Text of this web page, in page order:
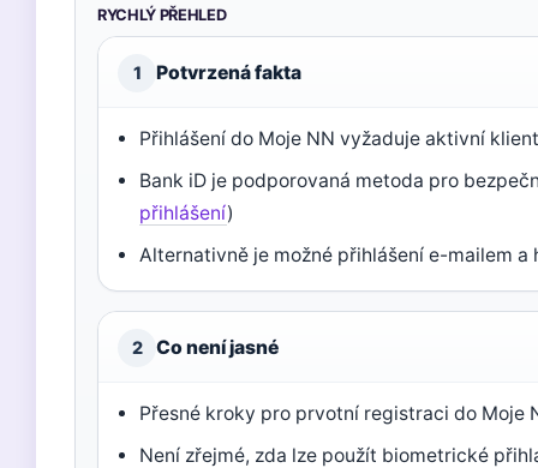
RYCHLÝ PŘEHLED
1 Potvrzená fakta
Přihlášení do Moje NN vyžaduje aktivní
Bank iD je podporovaná metoda pro
přihlášení)
Alternativně je možné přihlášení e-mailem a
2 Co není jasné
Přesné kroky pro prvotní registraci do Moje
Není zřejmé, zda lze použít biometrické